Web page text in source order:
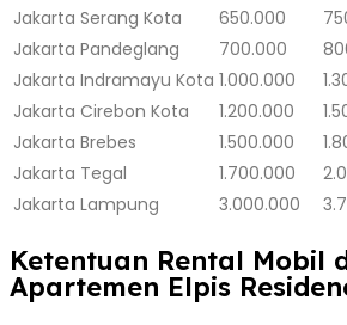
Jakarta Serang Kota 650.000
Jakarta Pandeglang 700.000
Jakarta Indramayu Kota 1.000.000
Jakarta Cirebon Kota 1.200.000
Jakarta Brebes 1.500.000
Jakarta Tegal 1.700.000
Jakarta Lampung 3.000.000
Ketentuan Rental Mobil
Apartemen Elpis